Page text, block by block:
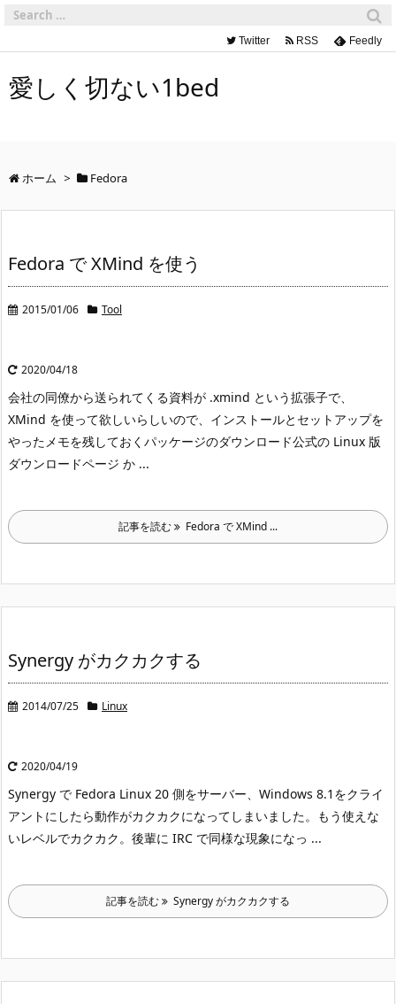
Twitter RSS Feedly
愛しく切ない1bed
ホーム > Fedora
Fedora で XMind を使う
2015/01/06 Tool
2020/04/18
会社の同僚から送られてくる資料が .xmind という拡張子で、
XMind を使って欲しいらしいので、インストールとセットアップを
やったメモを残しておく パッケージのダウンロード公式の Linux 版
ダウンロードページ か ...
記事を読む Fedora で XMind ...
Synergy がカクカクする
2014/07/25 Linux
2020/04/19
Synergy で Fedora Linux 20 側をサーバー、Windows 8.1 をクライ
アントにしたら動作がカクカクになってしまいました。もう使えな
いレベルでカクカク。 後輩に IRC で同様な現象になっ ...
記事を読む Synergy がカクカクする